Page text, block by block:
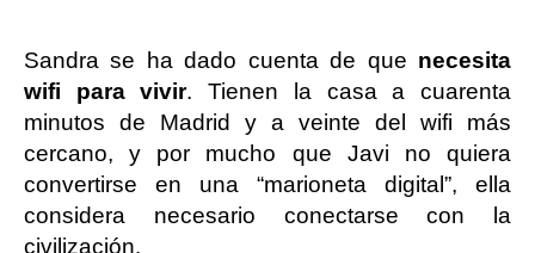
Sandra se ha dado cuenta de que necesita
wifi para vivir. Tienen la casa a cuarenta
minutos de Madrid y a veinte del wifi más
cercano, y por mucho que Javi no quiera
convertirse en una “marioneta digital”, ella
considera necesario conectarse con la
civilización.